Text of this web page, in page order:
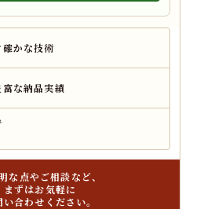
かな技術
な納品実績
な点やご相談など、
まずはお気軽に
い合わせください。